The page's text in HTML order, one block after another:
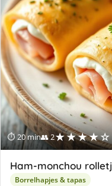
⏱ 20 min👥 2★★★★☆
Ham-monchou
Borrelhapjes & tapas